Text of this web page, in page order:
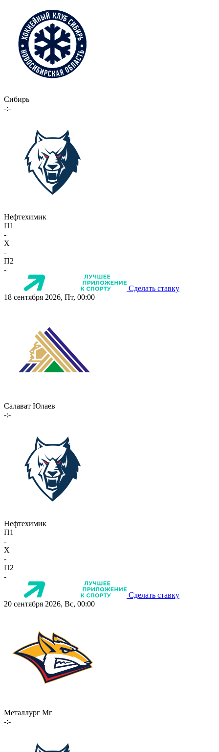
Сибирь
-:-
Нефтехимик
П1
-
X
-
П2
-
Сделать ставку
18 сентября 2026, Пт, 00:00
Салават Юлаев
-:-
Нефтехимик
П1
-
X
-
П2
-
Сделать ставку
20 сентября 2026, Вс, 00:00
Металлург Мг
-:-